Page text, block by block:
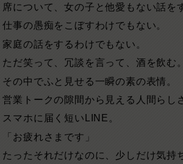
席について、女の子と他愛もない話を
仕事の愚痴をこぼすわけでもない。
家庭の話をするわけでもない。
ただ笑って、冗談を言って、酒を飲む。
その中でふと見せる一瞬の素の表情。
営業トークの隙間から見える人間らし
スマホに届く短いLINE。
「お疲れさまです」
たったそれだけなのに、少しだけ気持